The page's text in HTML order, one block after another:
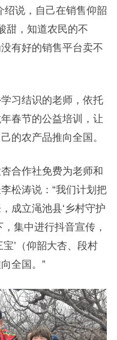
绍说，自己在销售仰韶
甜，知道农民的不
有好的销售平台卖不
习结识的老师，依托
春节的公益培训，让
的农产品推向全国。
合作社免费为老师和
松涛说：“我们计划把
成立渑池县‘乡村守护
集中进行抖音宣传，
’（仰韶大杏、段村
全国。”